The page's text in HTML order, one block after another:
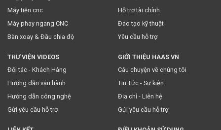
Máy tiện cnc
Máy phay ngang CNC
Bàn xoay & Đầu chia độ
Hỗ trợ tài chính
Đào tạo kỹ thuật
Yêu cầu hỗ trợ
THƯ VIỆN VIDEOS
Đối tác - Khách Hàng
Hướng dẫn vận hành
Hướng dẫn công nghệ
Gửi yêu cầu hỗ trợ
GIỚI THIỆU HAAS VN
Câu chuyện về chúng tôi
Tin Tức - Sự kiện
Địa chỉ - Liên hệ
Gửi yêu cầu hỗ trợ